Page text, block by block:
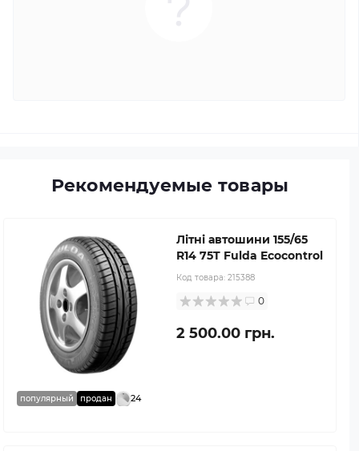
Рекомендуемые товары
популярный продан 24
Літні автошини 155/65
R14 75T Fulda Ecocontrol
Код товара: 215388
0
2 500.00 грн.